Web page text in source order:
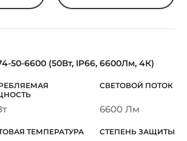
50-6600 (50Вт, IP66, 6600Лм, 4К)
6600 Лм